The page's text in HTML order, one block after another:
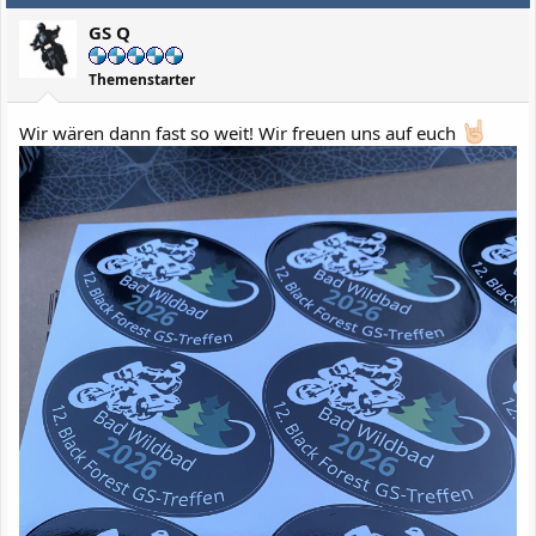
o
n
e
n
GS Q
Themenstarter
Wir wären dann fast so weit! Wir freuen uns auf euch